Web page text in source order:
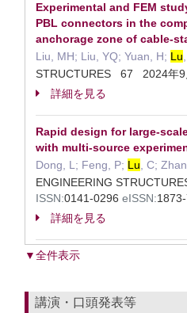
Experimental and FEM
PBL connectors in the
anchorage zone of cable-
Liu, MH; Liu, YQ; Yuan, H; Lu
STRUCTURES 67 2024年
詳細を見る
Rapid design for large-
with multi-source
Dong, L; Feng, P; Lu , C;
ENGINEERING
ISSN:0141-0296 eISSN:
詳細を見る
▼全件表示
講演・口頭発表等